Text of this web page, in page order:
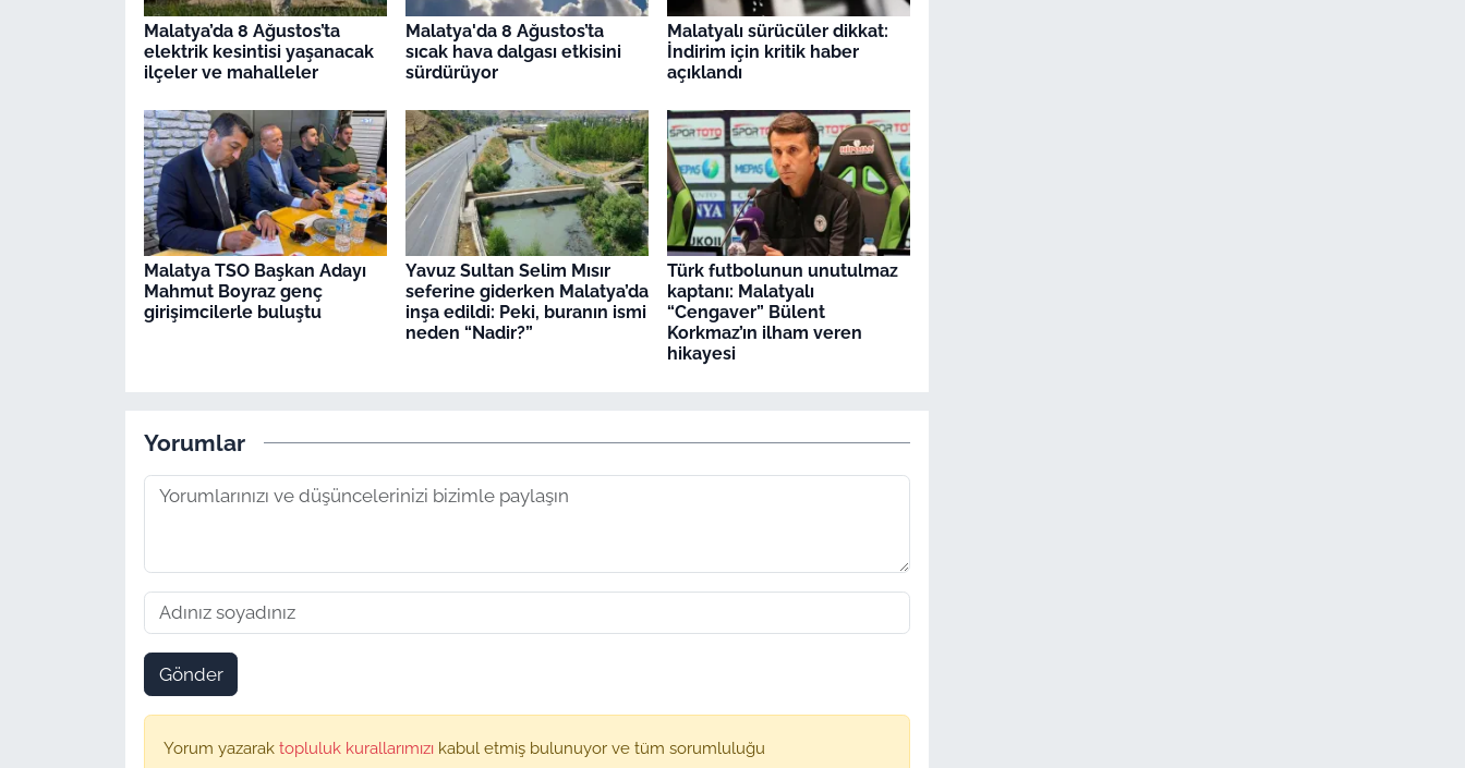
Malatya’da 8 Ağustos’ta
elektrik kesintisi yaşanacak
ilçeler ve mahalleler
Malatya'da 8 Ağustos’ta
sıcak hava dalgası etkisini
sürdürüyor
Malatyalı sürücüler dikkat:
İndirim için kritik haber
açıklandı
Malatya TSO Başkan Adayı
Mahmut Boyraz genç
girişimcilerle buluştu
Yavuz Sultan Selim Mısır
seferine giderken Malatya’da
inşa edildi: Peki, buranın ismi
neden “Nadir?”
Türk futbolunun unutulmaz
kaptanı: Malatyalı
“Cengaver” Bülent
Korkmaz’ın ilham veren
hikayesi
Yorumlar
Gönder
Yorum yazarak topluluk kurallarımızı kabul etmiş bulunuyor ve tüm sorumluluğu